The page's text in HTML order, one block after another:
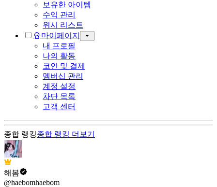
보유한 아이템
수익 관리
위시 리스트
마이페이지
내 프로필
나의 활동
코인 및 결제
멤버십 관리
계정 설정
차단 목록
고객 센터
종합 랭킹종합 랭킹 더보기
해봄
@haebomhaebom